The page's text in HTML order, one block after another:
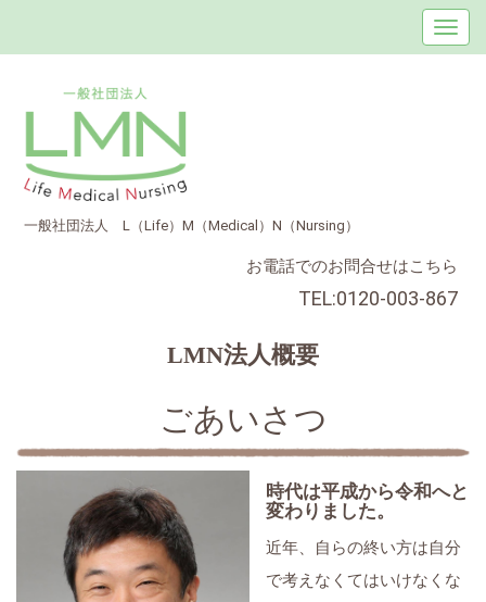
一般社団法人 L（Life）M（Medical）N（Nursing）
お電話でのお問合せはこちら
TEL:0120-003-867
LMN法人概要
ごあいさつ
時代は平成から令和へと
変わりました。
近年、自らの終い方は自分
で考えなくてはいけなくな